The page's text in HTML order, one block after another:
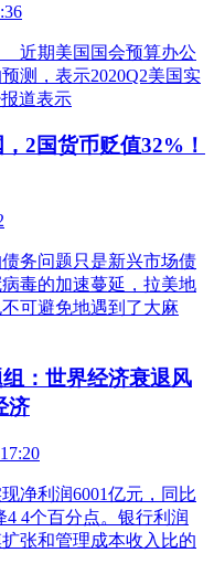
美国国会预算办公
测，表示2020Q2美国实
道表示
2国货币贬值32%！
务问题只是新兴市场债
毒的加速蔓延，拉美地
可避免地遇到了大麻
：世界经济衰退风
济
净利润6001亿元，同比
4个百分点。银行利润
张和管理成本收入比的